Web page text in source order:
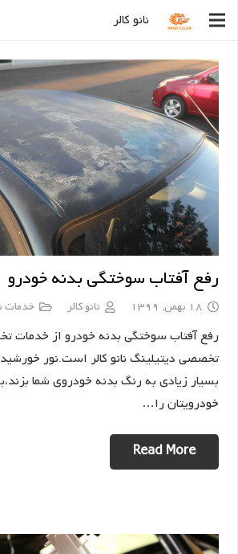
نانو کالر
رفع آفتاب سوختگی بدنه خودرو
18 بهمن, 1399 نانو کالر خدمات
رفع آفتاب سوختگی بدنه خودرو از خدمات
تخصصی دیتیلینگ نانو کالر است.نور
بسیار زیادی به رنگ بدنه خودروی شما
خودرویتان را…
Read More